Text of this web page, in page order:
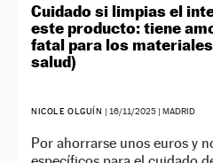
Cuidado si limpias el
este producto: tiene
fatal para los
salud)
NICOLE OLGUÍN | 16/11/2025| MADRID
Por ahorrarse unos euros y